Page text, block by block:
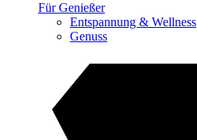
Für Genießer
Entspannung & Wellness
Genuss